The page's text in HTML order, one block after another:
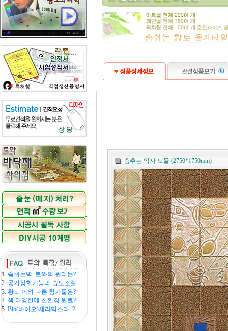
1. 숨쉬는벽, 토와의 원리는?
2. 공기정화기능과 습도조절
3.황토 이외 다른 첨가물은?
4.색 다양한데 친환경 원료?
5.Bio(바이오)세라믹스라..?
(6)
춤추는 악사 모듈 (2750*1750mm)